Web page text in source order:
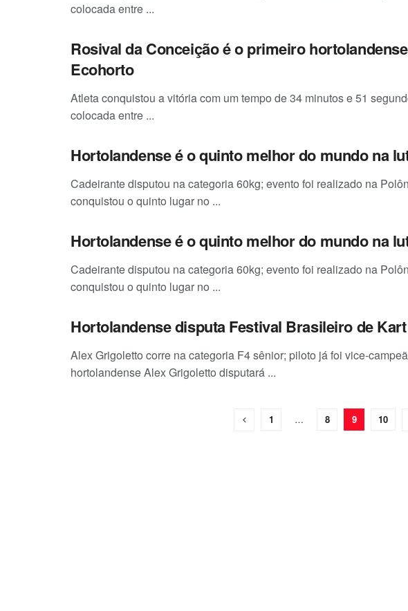
colocada entre ...
Rosival da Conceição é o primeiro
Ecohorto
Atleta conquistou a vitória com um tempo de 34 minutos e 51
colocada entre ...
Hortolandense é o quinto melhor do mundo na
Cadeirante disputou na categoria 60kg; evento foi realizado na
conquistou o quinto lugar no ...
Hortolandense é o quinto melhor do mundo na
Cadeirante disputou na categoria 60kg; evento foi realizado na
conquistou o quinto lugar no ...
Hortolandense disputa Festival Brasileiro de Kart
Alex Grigoletto corre na categoria F4 sênior; piloto já foi vice-
hortolandense Alex Grigoletto disputará ...
1 … 8 9 10